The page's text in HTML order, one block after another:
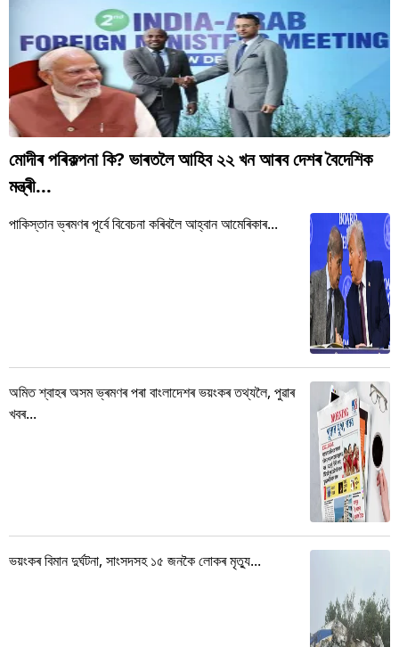
মোদীৰ পৰিকল্পনা কি? ভাৰতলৈ আহিব ২২ খন আৰব দেশৰ বৈদেশিক
মন্ত্ৰী...
পাকিস্তান ভ্ৰমণৰ পূৰ্বে বিবেচনা কৰিবলৈ আহ্বান আমেৰিকাৰ...
অমিত শ্বাহৰ অসম ভ্ৰমণৰ পৰা বাংলাদেশৰ ভয়ংকৰ তথ্যলৈ, পুৱাৰ
খবৰ...
ভয়ংকৰ বিমান দুৰ্ঘটনা, সাংসদসহ ১৫ জনকৈ লোকৰ মৃত্যু...